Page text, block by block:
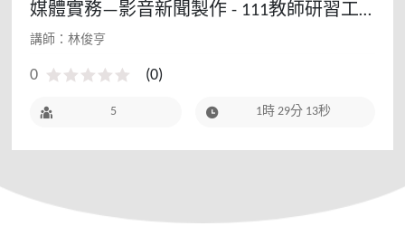
媒體實務—影音新聞製作 - 111教師研習工
作坊
講師：林俊亨
0 (0)
5 1時 29分 13秒